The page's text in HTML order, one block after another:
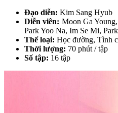
Đạo diễn: Kim Sang Hyub
Diễn viên: Moon Ga
Park Yoo Na, Im Se Mi,
Thể loại: Học đường, Tình
Thời lượng: 70 phút / tập
Số tập: 16 tập